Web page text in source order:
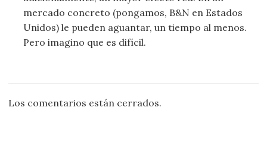
mercado concreto (pongamos, B&N en Estados
Unidos) le pueden aguantar, un tiempo al menos.
Pero imagino que es difícil.
Los comentarios están cerrados.